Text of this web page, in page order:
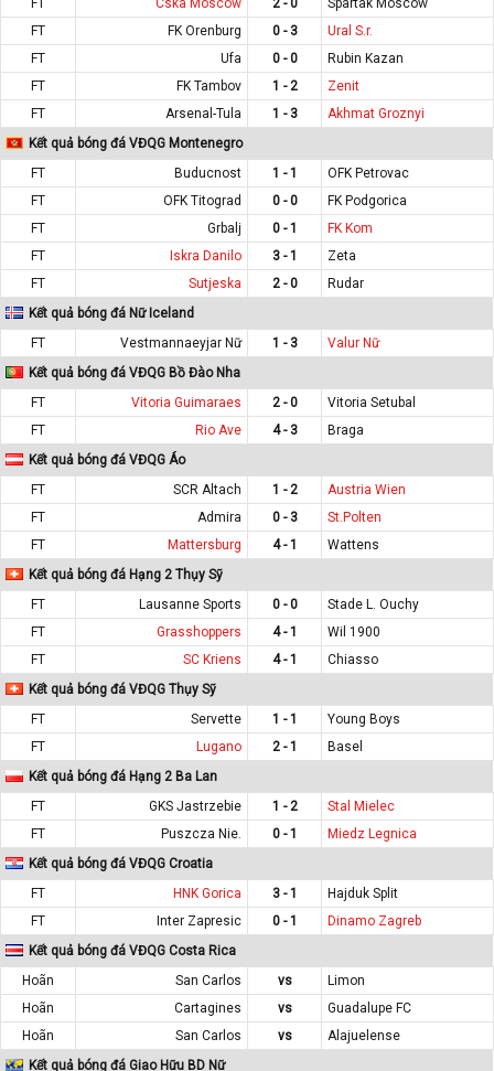
FT
FK Orenburg 0 - 3
Ural S.r.
FT
Ufa 0 - 0
Rubin Kazan
FT
FK Tambov 1 - 2
Zenit
FT
Arsenal-Tula 1 - 3
Akhmat Groznyi
Kết quả bóng đá VĐQG Montenegro
FT
Buducnost 1 - 1
OFK Petrovac
FT
OFK Titograd 0 - 0
FK Podgorica
FT
Grbalj 0 - 1
FK Kom
FT
Iskra Danilo 3 - 1
Zeta
FT
Sutjeska 2 - 0
Rudar
Kết quả bóng đá Nữ Iceland
FT
Vestmannaeyjar Nữ 1 - 3
Valur Nữ
Kết quả bóng đá VĐQG Bồ Đào Nha
FT
Vitoria Guimaraes 2 - 0
Vitoria Setubal
FT
Rio Ave 4 - 3
Braga
Kết quả bóng đá VĐQG Áo
FT
SCR Altach 1 - 2
Austria Wien
FT
Admira 0 - 3
St.Polten
FT
Mattersburg 4 - 1
Wattens
Kết quả bóng đá Hạng 2 Thụy Sỹ
FT
Lausanne Sports 0 - 0
Stade L. Ouchy
FT
Grasshoppers 4 - 1
Wil 1900
FT
SC Kriens 4 - 1
Chiasso
Kết quả bóng đá VĐQG Thụy Sỹ
FT
Servette 1 - 1
Young Boys
FT
Lugano 2 - 1
Basel
Kết quả bóng đá Hạng 2 Ba Lan
FT
GKS Jastrzebie 1 - 2
Stal Mielec
FT
Puszcza Nie. 0 - 1
Miedz Legnica
Kết quả bóng đá VĐQG Croatia
FT
HNK Gorica 3 - 1
Hajduk Split
FT
Inter Zapresic 0 - 1
Dinamo Zagreb
Kết quả bóng đá VĐQG Costa Rica
Hoãn
San Carlos vs
Limon
Hoãn
Cartagines vs
Guadalupe FC
Hoãn
San Carlos vs
Alajuelense
Kết quả bóng đá Giao Hữu BD Nữ